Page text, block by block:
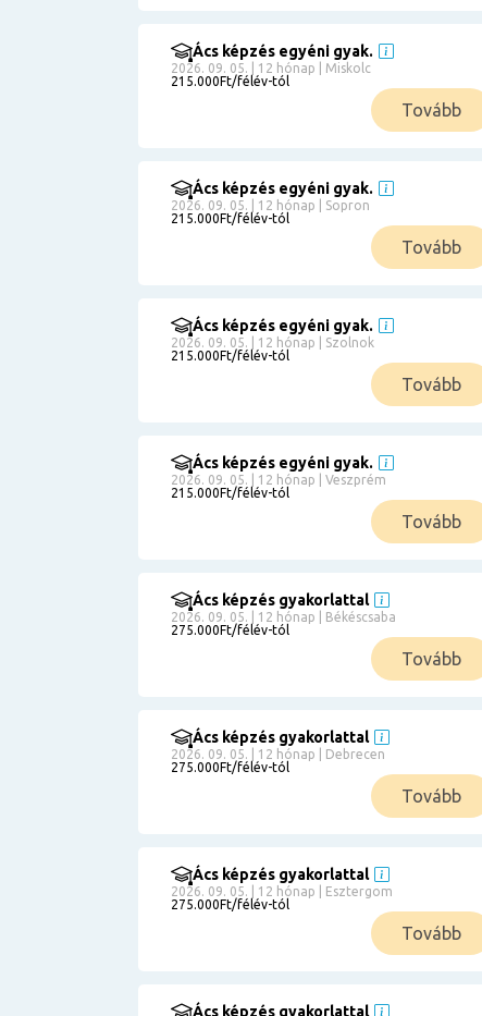
Ács képzés egyéni gyak.
2026. 09. 05. | 12 hónap | Miskolc
215.000Ft/félév-tól
Tovább
Ács képzés egyéni gyak.
2026. 09. 05. | 12 hónap | Sopron
215.000Ft/félév-tól
Tovább
Ács képzés egyéni gyak.
2026. 09. 05. | 12 hónap | Szolnok
215.000Ft/félév-tól
Tovább
Ács képzés egyéni gyak.
2026. 09. 05. | 12 hónap | Veszprém
215.000Ft/félév-tól
Tovább
Ács képzés gyakorlattal
2026. 09. 05. | 12 hónap | Békéscsaba
275.000Ft/félév-tól
Tovább
Ács képzés gyakorlattal
2026. 09. 05. | 12 hónap | Debrecen
275.000Ft/félév-tól
Tovább
Ács képzés gyakorlattal
2026. 09. 05. | 12 hónap | Esztergom
275.000Ft/félév-tól
Tovább
Ács képzés gyakorlattal